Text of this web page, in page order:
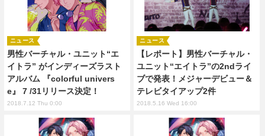
男性バーチャル・ユニット“エ
イトラ” がインディーズラスト
アルバム 『colorful univers
e』 7 /31リリース決定！
ニュース
2018.7.12 Thu 0:00
【レポート】男性バーチャル・
ユニット“エイトラ”の2ndライ
ブで発表！メジャーデビュー＆
テレビタイアップ2件
ニュース
2018.5.16 Wed 16:00